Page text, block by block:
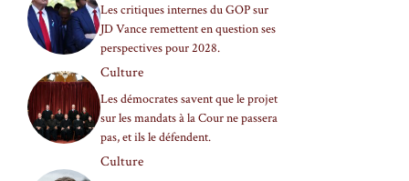
Les critiques internes du GOP sur
JD Vance remettent en question ses
perspectives pour 2028.
Culture
Les démocrates savent que le projet
sur les mandats à la Cour ne passera
pas, et ils le défendent.
Culture